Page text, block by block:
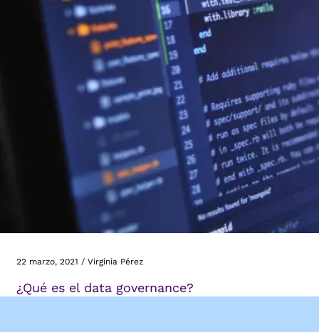
22 marzo, 2021 / Virginia Pérez
¿Qué es el data governance?